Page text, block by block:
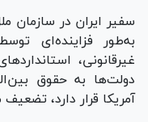
سفیر ایران در سازمان
به‌طور فزاینده‌ای
غیرقانونی،
دولت‌ها به حقوق
آمریکا قرار دارد،